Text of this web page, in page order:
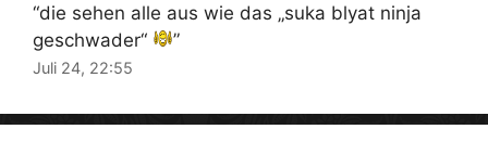
“die sehen alle aus wie das „suka blyat ninja
geschwader“
”
Juli 24, 22:55